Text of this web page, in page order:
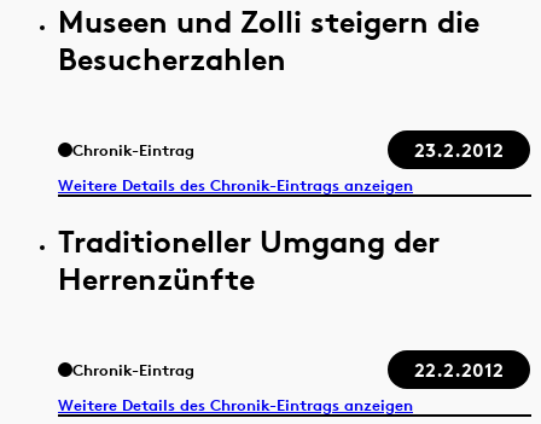
Museen und Zolli steigern die
Besucherzahlen
Chronik-Eintrag 23.2.2012
Weitere Details des Chronik-Eintrags anzeigen
Traditioneller Umgang der
Herrenzünfte
Chronik-Eintrag 22.2.2012
Weitere Details des Chronik-Eintrags anzeigen